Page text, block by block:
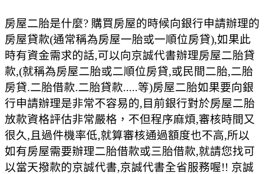
房屋二胎是什麼? 購買房屋的時候向銀行申請辦理的
房屋貸款(通常稱為房屋一胎或一順位房貸),如果此
時有資金需求的話,可以向京誠代書辦理房屋二胎貸
款,(就稱為房屋二胎或二順位房貸,或民間二胎,二胎
房貸.二胎借款.二胎貸款.....等)房屋二胎如果要向銀
行申請辦理是非常不容易的,目前銀行對於房屋二胎
放款資格評估非常嚴格，不但程序麻煩,審核時間又
很久,且過件機率低,就算審核通過額度也不高,所以
如有房屋需要辦理二胎借款或三胎借款,就請您找可
以當天撥款的京誠代書,京誠代書全省服務喔!! 京誠